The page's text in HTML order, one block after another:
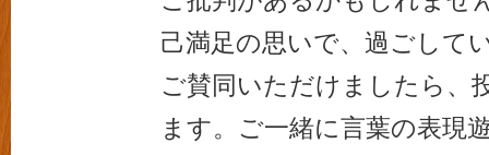
己満足の思いで、過ごして
ご賛同いただけましたら、
ます。ご一緒に言葉の表現